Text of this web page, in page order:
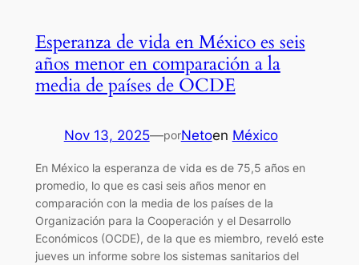
Esperanza de vida en México es seis
años menor en comparación a la
media de países de OCDE
Nov 13, 2025—porNetoen México
En México la esperanza de vida es de 75,5 años en
promedio, lo que es casi seis años menor en
comparación con la media de los países de la
Organización para la Cooperación y el Desarrollo
Económicos (OCDE), de la que es miembro, reveló este
jueves un informe sobre los sistemas sanitarios del